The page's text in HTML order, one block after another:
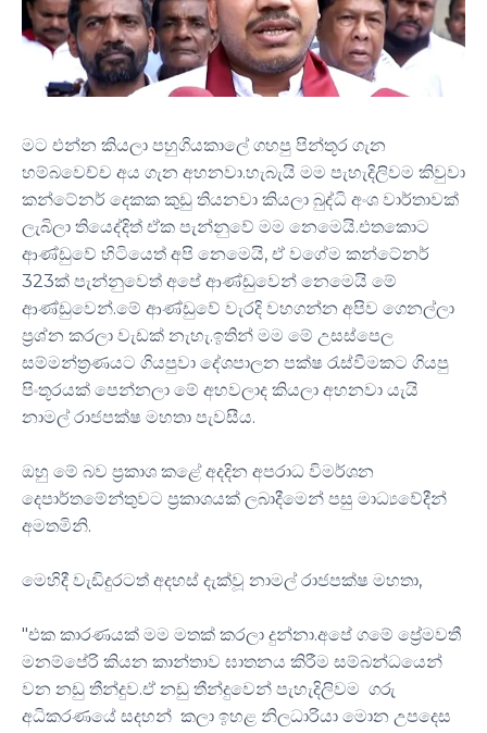
මට එන්න කියලා පහුගියකාලේ ගහපු පින්තූර ගැන
හම්බවෙච්ච අය ගැන අහනවා.හැබැයි මම පැහැදිලිවම කිවුවා
කන්ටේනර් දෙකක කුඩු තියනවා කියලා බුද්ධි අංශ වාර්තාවක්
ලැබිලා තියෙද්දිත් ඒක පැන්නුවේ මම නෙමෙයි.එතකොට
ආණ්ඩුවේ හිටියෙත් අපි නෙමෙයි, ඒ වගේම කන්ටේනර්
323ක් පැන්නුවෙත් අපේ ආණ්ඩුවෙන් නෙමෙයි මේ
ආණ්ඩුවෙන්.මේ ආණ්ඩුවේ වැරදි වහගන්න අපිව ගෙනල්ලා
ප්‍රශ්න කරලා වැඩක් නැහැ.ඉතින් මම මේ උසස්පෙල
සම්මන්ත්‍රණයට ගියපුවා දේශපාලන පක්ෂ රැස්වීමකට ගියපු
පිංතූරයක් පෙන්නලා මේ අහවලාද කියලා අහනවා යැයි
නාමල් රාජපක්ෂ මහතා පැවසීය.
ඔහු මේ බව ප්‍රකාශ කළේ අදදින අපරාධ විමර්ශන
දෙපාර්තමේන්තුවට ප්‍රකාශයක් ලබාදීමෙන් පසු මාධ්‍යවේදීන්
අමතමිනි.
මෙහිදී වැඩිදුරටත් අදහස් දැක්වූ නාමල් රාජපක්ෂ මහතා,
"එක කාරණයක් මම මතක් කරලා දුන්නා.අපේ ගමේ ප්‍රේමවතී
මනම්පේරි කියන කාන්තාව ඝාතනය කිරීම සම්බන්ධයෙන්
වන නඩු තීන්දුව.ඒ නඩු තීන්දුවෙන් පැහැදිලිවම ගරු
අධිකරණයේ සදහන් කලා ඉහළ නිලධාරියා මොන උපදෙස